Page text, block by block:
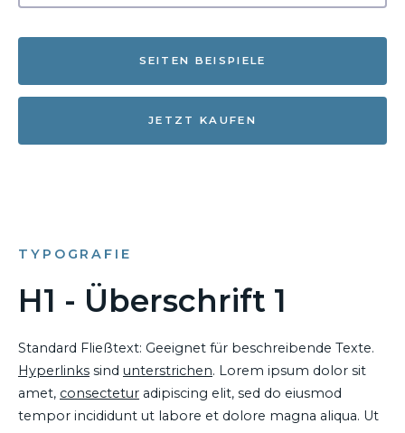
SEITEN BEISPIELE
JETZT KAUFEN
TYPOGRAFIE
H1 - Überschrift 1
Standard Fließtext: Geeignet für beschreibende Texte.
Hyperlinks sind unterstrichen. Lorem ipsum dolor sit
amet, consectetur adipiscing elit, sed do eiusmod
tempor incididunt ut labore et dolore magna aliqua. Ut